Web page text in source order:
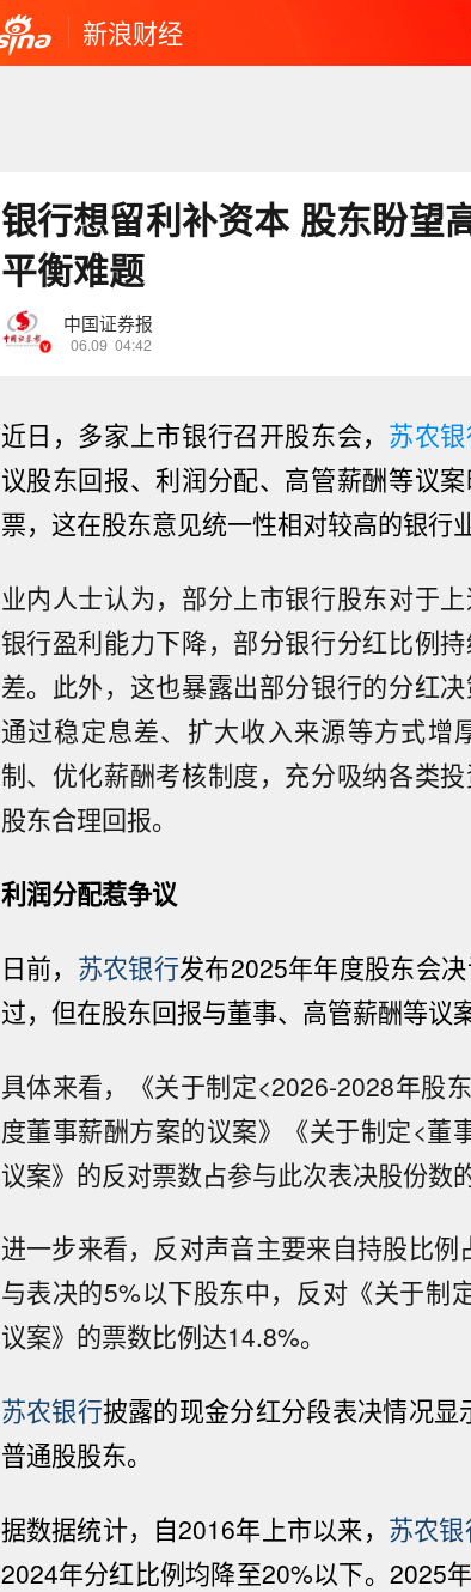
新浪财经
银行想留利补资本 股东盼望
平衡难题
中国证券报
06.09 04:42
近日，多家上市银行召开股东会， 苏农
议股东回报、利润分配、高管薪酬等议
票，这在股东意见统一性相对较高的银行
业内人士认为，部分上市银行股东对于
银行盈利能力下降，部分银行分红比例
差。此外，这也暴露出部分银行的分红
通过稳定息差、扩大收入来源等方式增
制、优化薪酬考核制度，充分吸纳各类
股东合理回报。
利润分配惹争议
日前， 苏农银行发布2025年年度股东会
过，但在股东回报与董事、高管薪酬等议
具体来看，《关于制定<2026-2028年股
度董事薪酬方案的议案》《关于制定<董
议案》的反对票数占参与此次表决股份数
进一步来看，反对声音主要来自持股比
与表决的5%以下股东中，反对《关于
议案》的票数比例达14.8%。
苏农银行披露的现金分红分段表决情况
普通股股东。
据数据统计，自2016年上市以来， 苏农
2024年分红比例均降至20%以下。2025年